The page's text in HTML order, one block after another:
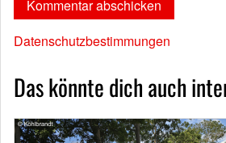
Datenschutzbestimmungen
Das könnte dich auch